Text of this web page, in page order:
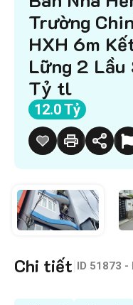
Trường
HXH 6m
Lững 2 Lầu
Tỷ tl
12.0 Tỷ
Chi tiết ID 51873 -